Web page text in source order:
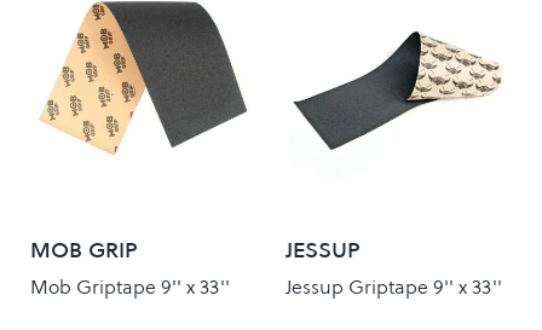
MOB GRIP
Mob Griptape 9'' x 33''
JESSUP
Jessup Griptape 9'' x 33''